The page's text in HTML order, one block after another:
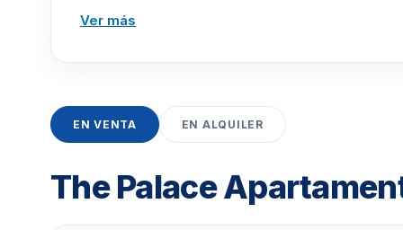
aproximadamente 254 residencias en diseños de
tres niveles. Muchas casas ofrecen dos balcones,
espaciosos, pisos cerámicos y de madera, y
Las comodidades incluyen una piscina frente a la
guardia con personal, acceso al ascensor con llave
24 horas, complementados con estacionamiento
Ver más
EN VENTA EN ALQUILER
The Palace